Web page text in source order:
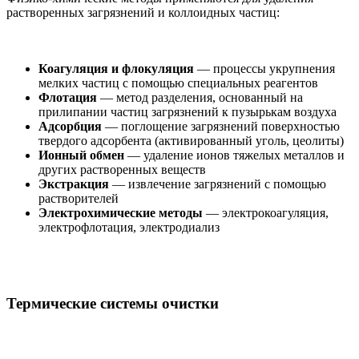
растворенных загрязнений и коллоидных частиц:
Коагуляция и флокуляция — процессы укрупнения
мелких частиц с помощью специальных реагентов
Флотация — метод разделения, основанный на
прилипании частиц загрязнений к пузырькам воздуха
Адсорбция — поглощение загрязнений поверхностью
твердого адсорбента (активированный уголь, цеолиты)
Ионный обмен — удаление ионов тяжелых металлов и
других растворенных веществ
Экстракция — извлечение загрязнений с помощью
растворителей
Электрохимические методы — электрокоагуляция,
электрофлотация, электродиализ
Термические системы очистки